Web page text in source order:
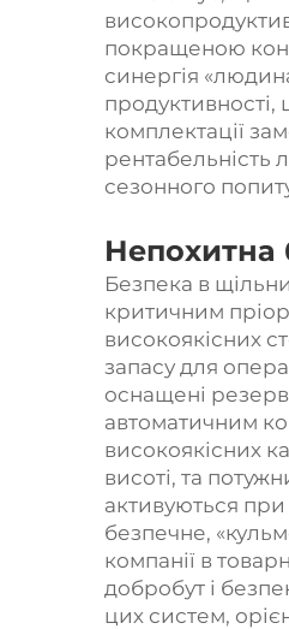
покращеною
синергія
комплектації
рентабельність
сезонного
Непохитна
Безпека в
критичним
високоякісних
запасу для
оснащені
автоматичним
високоякісних
висоті, та
активуються
безпечне,
компанії в
добробут і
цих систем,